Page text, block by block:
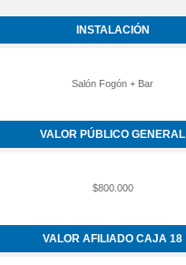
INSTALACIÓN
Salón Fogón + Bar
VALOR PÚBLICO GENERAL
$800.000
VALOR AFILIADO CAJA 18